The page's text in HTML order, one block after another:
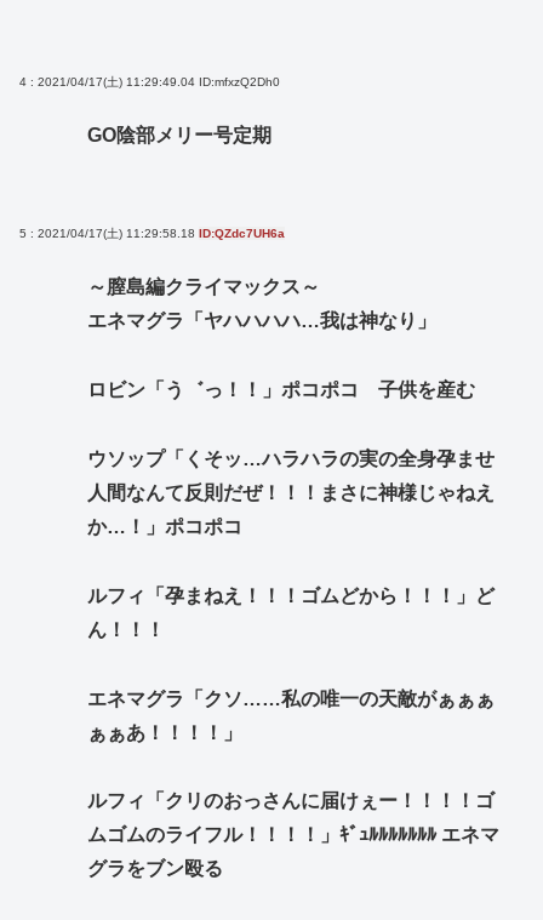
4 : 2021/04/17(土) 11:29:49.04 ID:mfxzQ2Dh0
GO陰部メリー号定期
5 : 2021/04/17(土) 11:29:58.18 ID:QZdc7UH6a
～膣島編クライマックス～
エネマグラ「ヤハハハハ…我は神なり」
ロビン「う゛っ！！」ポコポコ 子供を産む
ウソップ「くそッ…ハラハラの実の全身孕ませ
人間なんて反則だぜ！！！まさに神様じゃねえ
か…！」ポコポコ
ルフィ「孕まねえ！！！ゴムどから！！！」ど
ん！！！
エネマグラ「クソ……私の唯一の天敵がぁぁぁ
ぁぁあ！！！！」
ルフィ「クリのおっさんに届けぇー！！！！ゴ
ムゴムのライフル！！！！」ｷﾞｭﾙﾙﾙﾙﾙﾙﾙ エネマ
グラをブン殴る